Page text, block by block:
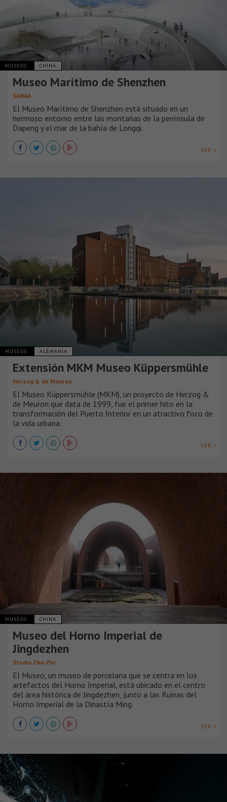
MUSEOS CHINA
Museo Marítimo de Shenzhen
SANAA
El Museo Marítimo de Shenzhen está situado en un
hermoso entorno entre las montañas de la península de
Dapeng y el mar de la bahía de Longqi.
VER +
MUSEOS ALEMANIA
Extensión MKM Museo Küppersmühle
Herzog & de Meuron
El Museo Küppersmühle (MKM), un proyecto de Herzog &
de Meuron que data de 1999, fue el primer hito en la
transformación del Puerto Interior en un atractivo foco de
la vida urbana.
VER +
MUSEOS CHINA
Museo del Horno Imperial de
Jingdezhen
Studio Zhu-Pei
El Museo, un museo de porcelana que se centra en los
artefactos del Horno Imperial, está ubicado en el centro
del área histórica de Jingdezhen, junto a las Ruinas del
Horno Imperial de la Dinastía Ming.
VER +